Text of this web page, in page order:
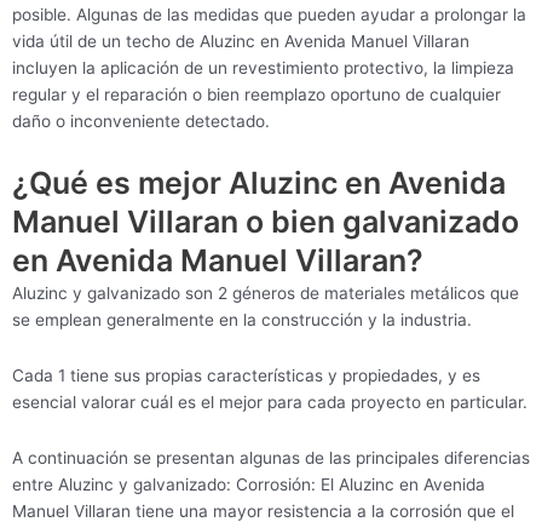
posible. Algunas de las medidas que pueden ayudar a prolongar la
vida útil de un techo de Aluzinc en Avenida Manuel Villaran
incluyen la aplicación de un revestimiento protectivo, la limpieza
regular y el reparación o bien reemplazo oportuno de cualquier
daño o inconveniente detectado.
¿Qué es mejor Aluzinc en Avenida
Manuel Villaran o bien galvanizado
en Avenida Manuel Villaran?
Aluzinc y galvanizado son 2 géneros de materiales metálicos que
se emplean generalmente en la construcción y la industria.
Cada 1 tiene sus propias características y propiedades, y es
esencial valorar cuál es el mejor para cada proyecto en particular.
A continuación se presentan algunas de las principales diferencias
entre Aluzinc y galvanizado: Corrosión: El Aluzinc en Avenida
Manuel Villaran tiene una mayor resistencia a la corrosión que el